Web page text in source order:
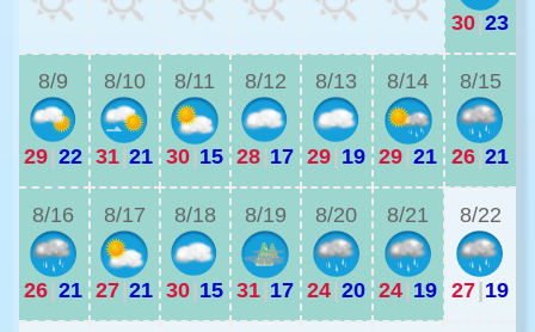
30|23
8/9
29|22
8/10
31|21
8/11
30|15
8/12
28|17
8/13
29| 19
8/14
29|21
8/15
26|21
8/16
26|21
8/17
27|21
8/18
30|15
8/19
31|17
8/20
24|20
8/21
24| 19
8/22
27|19